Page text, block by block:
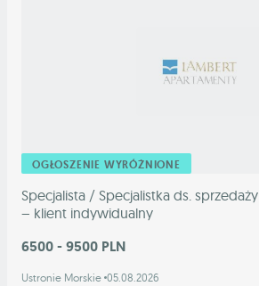
OGŁOSZENIE WYRÓŻNIONE
Specjalista / Specjalistka ds.
– klient indywidualny
6500 - 9500 PLN
Ustronie Morskie 05.08.2026